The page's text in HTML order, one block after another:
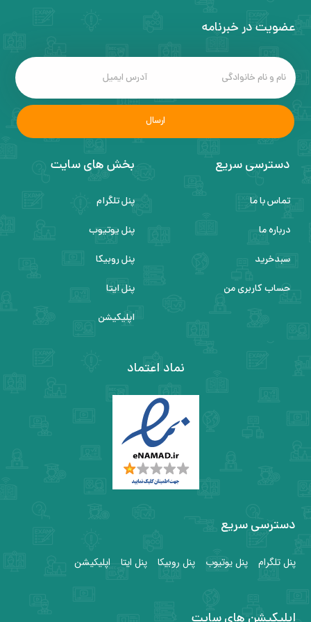
عضویت در خبرنامه
دسترسی سریع
تماس با ما
درباره ما
سبدخرید
حساب کاربری من
بخش های سایت
پنل تلگرام
پنل یوتیوب
پنل روبیکا
پنل ایتا
اپلیکیشن
نماد اعتماد
دسترسی سریع
پنل تلگرام پنل یوتیوب پنل روبیکا پنل ایتا اپلیکیشن